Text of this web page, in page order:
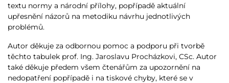
textu normy a národní přílohy, popřípadě aktuální
upřesnění názorů na metodiku návrhu jednotlivých
problémů.
Autor děkuje za odbornou pomoc a podporu při tvorbě
těchto tabulek prof. Ing. Jaroslavu Procházkovi, CSc. Autor
také děkuje předem všem čtenářům za upozornění na
nedopatření popřípadě i na tiskové chyby, které se v